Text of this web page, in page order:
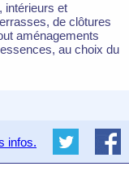
intérieurs et
de clôtures
aménagements
au choix du
infos.